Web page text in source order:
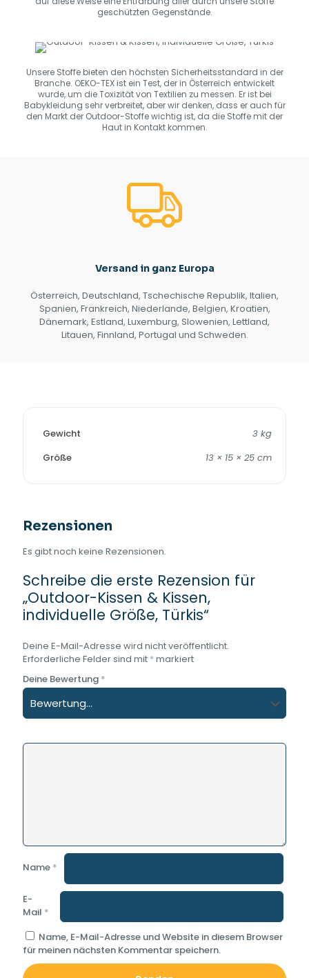
geschützten Gegenstände.
Unsere Stoffe bieten den höchsten Sicherheitsstandard in der
Branche. OEKO-TEX ist ein Test, der in Österreich entwickelt
wurde, um die Toxizität von Textilien zu messen. Er ist bei
Babykleidung sehr verbreitet, aber wir denken, dass er auch für
den Markt der Outdoor-Stoffe wichtig ist, da die Stoffe mit der
Haut in Kontakt kommen.
Versand in ganz Europa
Österreich, Deutschland, Tschechische Republik, Italien,
Spanien, Frankreich, Niederlande, Belgien, Kroatien,
Dänemark, Estland, Luxemburg, Slowenien, Lettland,
Litauen, Finnland, Portugal und Schweden.
Gewicht
3 kg
Größe
13 × 15 × 25 cm
Rezensionen
Es gibt noch keine Rezensionen.
Schreibe die erste Rezension für
„Outdoor-Kissen & Kissen,
individuelle Größe, Türkis“
Deine E-Mail-Adresse wird nicht veröffentlicht.
Erforderliche Felder sind mit *markiert
Deine Bewertung *
Name *
E-
Mail *
Name, E-Mail-Adresse und Website in diesem Browser
für meinen nächsten Kommentar speichern.